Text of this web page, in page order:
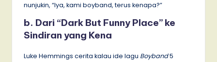
nunjukin, “Iya, kami boyband, terus kenapa?”
b. Dari “Dark But Funny Place” ke
Sindiran yang Kena
Luke Hemmings cerita kalau ide lagu Boyband5